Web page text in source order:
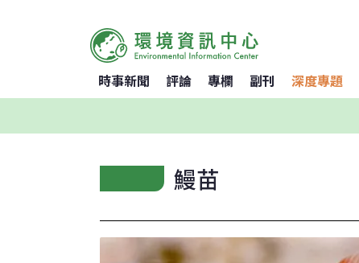
時事新聞 評論 專欄 副刊 深度專題
鰻苗